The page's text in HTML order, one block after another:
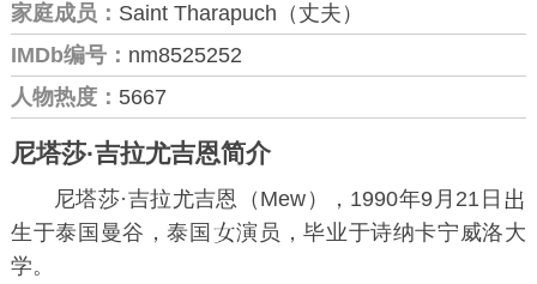
家庭成员： Saint Tharapuch（丈夫）
IMDb编号： nm8525252
人物热度： 5667
尼塔莎·吉拉尤吉恩简介
尼塔莎·吉拉尤吉恩（Mew），1990年9月21日
生于泰国曼谷，泰国
演员，毕业于诗纳卡宁威洛大
学。